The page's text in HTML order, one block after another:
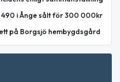
490 i Ånge sålt för 300 000kr
på Borgsjö hembygdsgård